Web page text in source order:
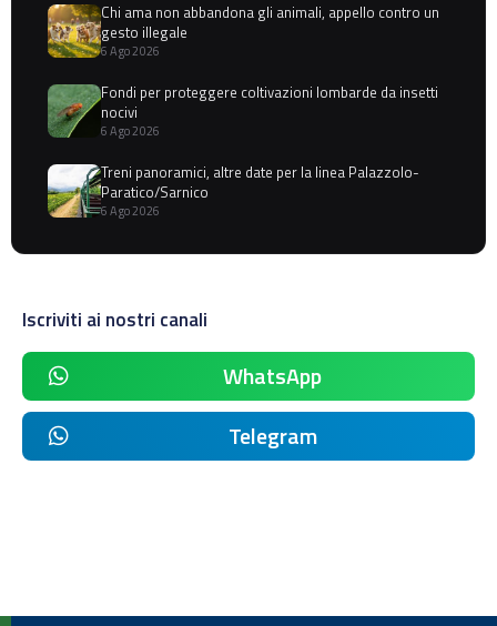
Chi ama non abbandona gli animali, appello contro un
gesto illegale
6 Ago 2026
Fondi per proteggere coltivazioni lombarde da insetti
nocivi
6 Ago 2026
Treni panoramici, altre date per la linea Palazzolo-
Paratico/Sarnico
6 Ago 2026
Iscriviti ai nostri canali
WhatsApp
Telegram